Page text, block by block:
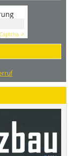
Captcha ⇗